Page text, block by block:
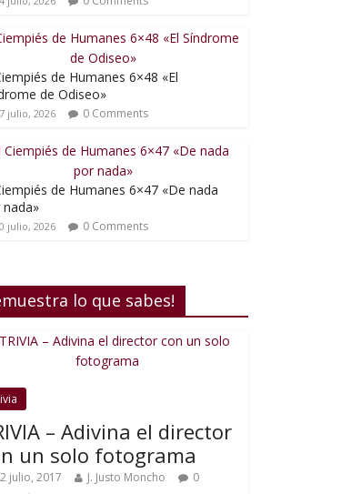
de Humanes 6×48 «El
de Odiseo»
julio, 2026 0 Comments
de Humanes 6×47 «De nada
julio, 2026 0 Comments
lo que sabes!
– Adivina el director
un solo fotograma
julio, 2017 J. Justo Moncho
0